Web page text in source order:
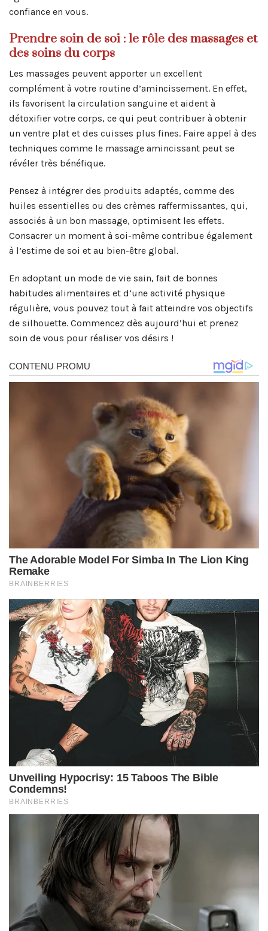
confiance en vous.
Prendre soin de soi : le rôle des massages et
des soins du corps
Les massages peuvent apporter un excellent
complément à votre routine d’amincissement. En effet,
ils favorisent la circulation sanguine et aident à
détoxifier votre corps, ce qui peut contribuer à obtenir
un ventre plat et des cuisses plus fines. Faire appel à des
techniques comme le massage amincissant peut se
révéler très bénéfique.
Pensez à intégrer des produits adaptés, comme des
huiles essentielles ou des crèmes raffermissantes, qui,
associés à un bon massage, optimisent les effets.
Consacrer un moment à soi-même contribue également
à l’estime de soi et au bien-être global.
En adoptant un mode de vie sain, fait de bonnes
habitudes alimentaires et d’une activité physique
régulière, vous pouvez tout à fait atteindre vos objectifs
de silhouette. Commencez dès aujourd’hui et prenez
soin de vous pour réaliser vos désirs !